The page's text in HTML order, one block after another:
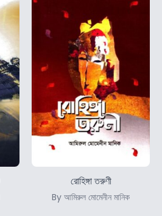
রোহিঙ্গা তরুণী
By আমিরুল মোমেনীন মানিক